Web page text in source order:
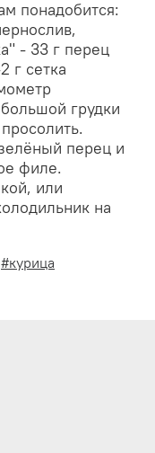
понадобится:
- 33 г перец
г сетка
грудки
перец и
филе.
или
на
#курица